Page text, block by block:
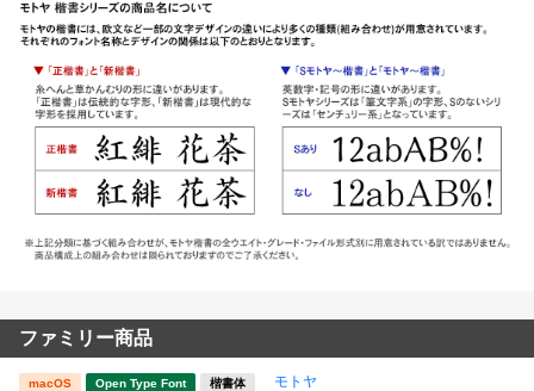
ファミリー商品
macOS Open Type Font 楷書体 モトヤ